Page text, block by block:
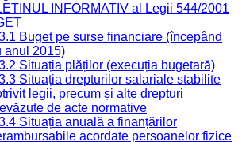
INFORMATIV al Legii 544/2001
Buget pe surse financiare (începând
anul 2015)
Situația plăților (execuția bugetară)
Situația drepturilor salariale stabilite
legii, precum și alte drepturi
de acte normative
Situația anuală a finanțărilor
acordate persoanelor fizice